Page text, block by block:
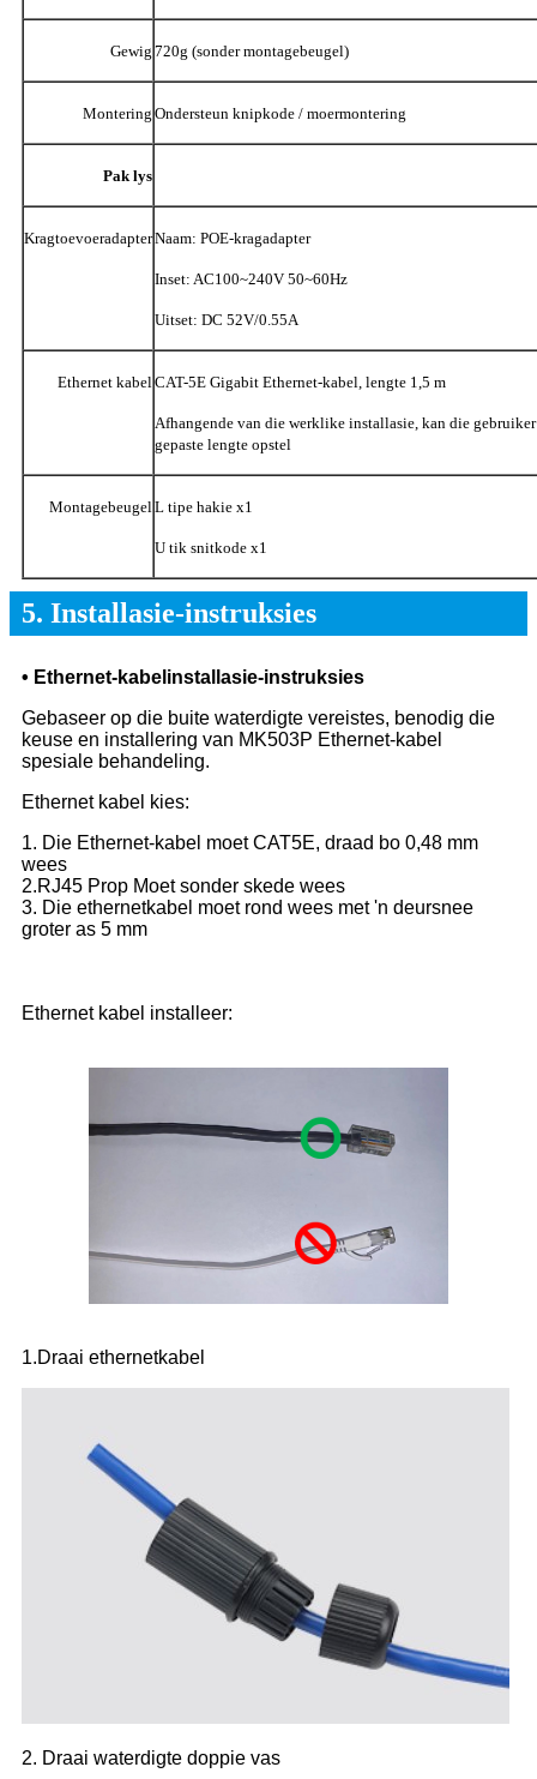
Gewig 720g (sonder montagebeugel)
Montering Ondersteun knipkode / moermontering
Pak lys
KragtoevoeradapterNaam: POE-kragadapter
Inset: AC100~240V 50~60Hz
Uitset: DC 52V/0.55A
Ethernet kabelCAT-5E Gigabit Ethernet-kabel, lengte 1,5 m
Afhangende van die werklike installasie, kan die
gepaste lengte opstel
MontagebeugelL tipe hakie x1
U tik snitkode x1
5. Installasie-instruksies
• Ethernet-kabelinstallasie-instruksies
Gebaseer op die buite waterdigte vereistes, benodig die
keuse en installering van MK503P Ethernet-kabel
spesiale behandeling.
Ethernet kabel kies:
1. Die Ethernet-kabel moet CAT5E, draad bo 0,48 mm
wees
2.RJ45 Prop Moet sonder skede wees
3. Die ethernetkabel moet rond wees met 'n deursnee
groter as 5 mm
Ethernet kabel installeer:
1.Draai ethernetkabel
2. Draai waterdigte doppie vas